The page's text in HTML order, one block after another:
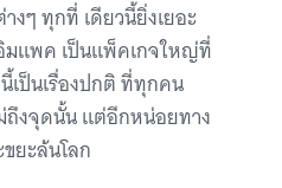
ๆ ทุกที่ เดียวนี้ยิ่งเยอะ
แพค เป็นแพ็คเกจใหญ่ที่
เป็นเรื่องปกติ ที่ทุกคน
ถึงจุดนั้น แต่อีกหน่อยทาง
ยะล้นโลก